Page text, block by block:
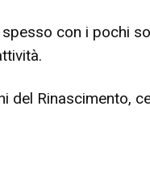
con i pochi
del Rinascimento,